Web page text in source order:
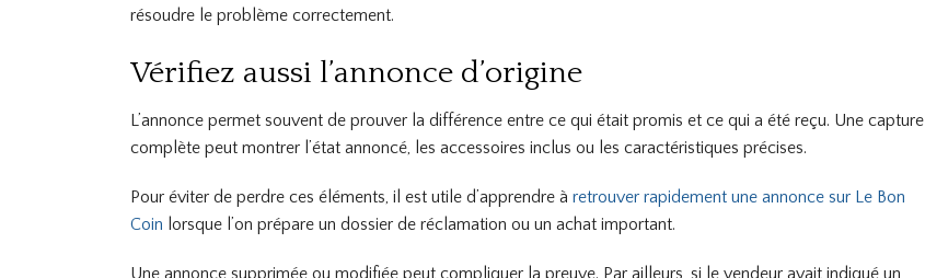
résoudre le problème correctement.
Vérifiez aussi l’annonce d’origine
L’annonce permet souvent de prouver la différence entre ce qui était promis et ce qui a été reçu. Une capture
complète peut montrer l’état annoncé, les accessoires inclus ou les caractéristiques précises.
Pour éviter de perdre ces éléments, il est utile d’apprendre àretrouver rapidement une annonce sur Le Bon
Coin lorsque l’on prépare un dossier de réclamation ou un achat important.
Une annonce supprimée ou modifiée peut compliquer la preuve. Par ailleurs, si le vendeur avait indiqué un